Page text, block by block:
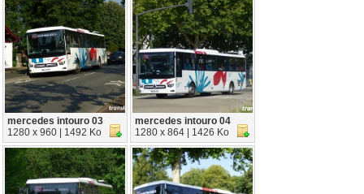
mercedes intouro 03
1280 x 960 | 1492 Ko
mercedes intouro 04
1280 x 864 | 1426 Ko